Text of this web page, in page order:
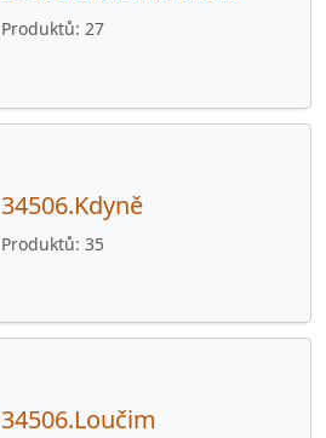
Produktů 27
34506.Kdyně
Produktů 35
34506.Loučim